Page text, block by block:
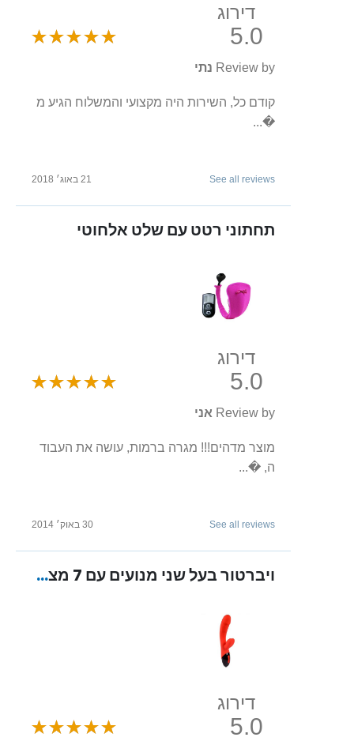
דירוג
5.0
Review by נתי
קודם כל, השירות היה מקצועי והמשלוח הגיע מ
�...
See all reviews 21 באוג׳ 2018
תחתוני רטט עם שלט אלחוטי
דירוג
5.0
Review by אני
מוצר מדהים!!! מגרה ברמות, עושה את העבוד
ה, �...
See all reviews 30 באוק׳ 2014
ויברטור בעל שני מנועים עם 7 מצבי רטט שונים מסיליקון רפואי נטען "HANIA"
דירוג
5.0